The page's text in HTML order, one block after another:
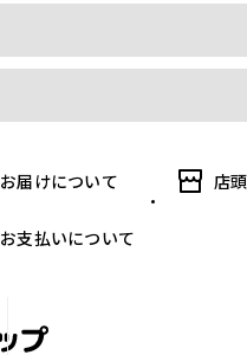
お届けについて 店
お支払いについて